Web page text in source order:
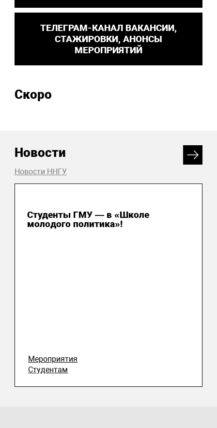
ТЕЛЕГРАМ-КАНАЛ ВАКАНСИИ,
СТАЖИРОВКИ, АНОНСЫ
МЕРОПРИЯТИЙ
Скоро
Новости
Новости ННГУ
Студенты ГМУ — в «Школе
молодого политика»!
Мероприятия
Студентам